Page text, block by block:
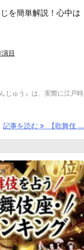
を簡単解説！心中は
目
じゅう』は、実際に江戸時
記事を読む 【歌舞伎 ...